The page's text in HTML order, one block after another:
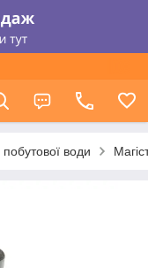
води